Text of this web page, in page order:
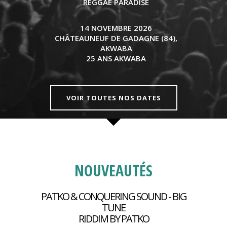
REGGAE PARADISE
14 NOVEMBRE 2026
CHÂTEAUNEUF DE GADAGNE (84),
AKWABA
25 ANS AKWABA
VOIR TOUTES NOS DATES
NOUVEAUTÉS
PATKO & CONQUERING SOUND - BIG
TUNE
RIDDIM BY PATKO